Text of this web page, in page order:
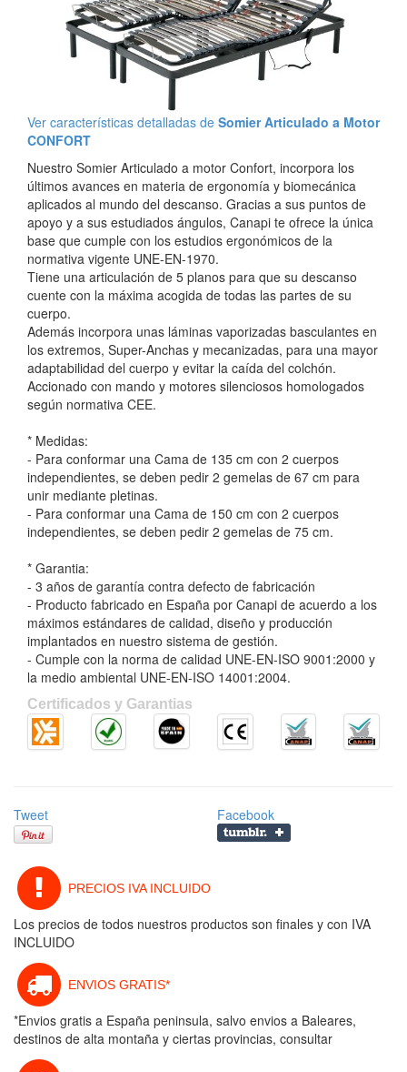
Ver características detalladas de Somier Articulado a Motor
CONFORT
Nuestro Somier Articulado a motor Confort, incorpora los
últimos avances en materia de ergonomía y biomecánica
aplicados al mundo del descanso. Gracias a sus puntos de
apoyo y a sus estudiados ángulos, Canapi te ofrece la única
base que cumple con los estudios ergonómicos de la
normativa vigente UNE-EN-1970.
Tiene una articulación de 5 planos para que su descanso
cuente con la máxima acogida de todas las partes de su
cuerpo.
Además incorpora unas láminas vaporizadas basculantes en
los extremos, Super-Anchas y mecanizadas, para una mayor
adaptabilidad del cuerpo y evitar la caída del colchón.
Accionado con mando y motores silenciosos homologados
según normativa CEE.
* Medidas:
- Para conformar una Cama de 135 cm con 2 cuerpos
independientes, se deben pedir 2 gemelas de 67 cm para
unir mediante pletinas.
- Para conformar una Cama de 150 cm con 2 cuerpos
independientes, se deben pedir 2 gemelas de 75 cm.
* Garantia:
- 3 años de garantía contra defecto de fabricación
- Producto fabricado en España por Canapi de acuerdo a los
máximos estándares de calidad, diseño y producción
implantados en nuestro sistema de gestión.
- Cumple con la norma de calidad UNE-EN-ISO 9001:2000 y
la medio ambiental UNE-EN-ISO 14001:2004.
Certificados y Garantias
Tweet Facebook
PRECIOS IVA INCLUIDO
Los precios de todos nuestros productos son finales y con IVA
INCLUIDO
ENVIOS GRATIS*
*Envios gratis a España peninsula, salvo envios a Baleares,
destinos de alta montaña y ciertas provincias, consultar